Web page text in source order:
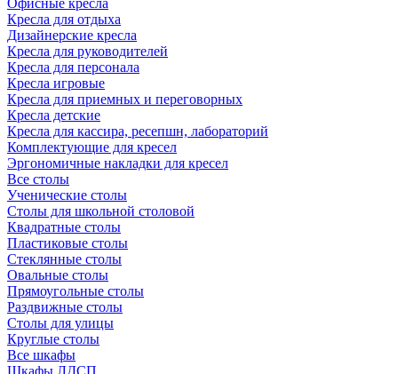
Офисные кресла
Кресла для отдыха
Дизайнерские кресла
Кресла для руководителей
Кресла для персонала
Кресла игровые
Кресла для приемных и переговорных
Кресла детские
Кресла для кассира, ресепшн, лабораторий
Комплектующие для кресел
Эргономичные накладки для кресел
Все столы
Ученические столы
Столы для школьной столовой
Квадратные столы
Пластиковые столы
Стеклянные столы
Овальные столы
Прямоугольные столы
Раздвижные столы
Столы для улицы
Круглые столы
Все шкафы
Шкафы ЛДСП